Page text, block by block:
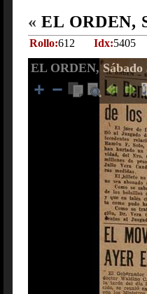
« EL ORDEN,
Rollo:612 Idx:5405
EL ORDEN, Sábado